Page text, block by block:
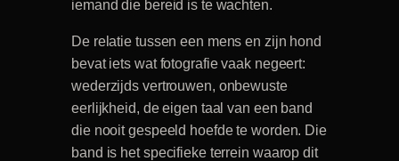
iemand die bereid is te wachten.
De relatie tussen een mens en zijn hond
bevat iets wat fotografie vaak negeert:
wederzijds vertrouwen, onbewuste
eerlijkheid, de eigen taal van een band
die nooit gespeeld hoefde te worden. Die
band is het specifieke terrein waarop dit